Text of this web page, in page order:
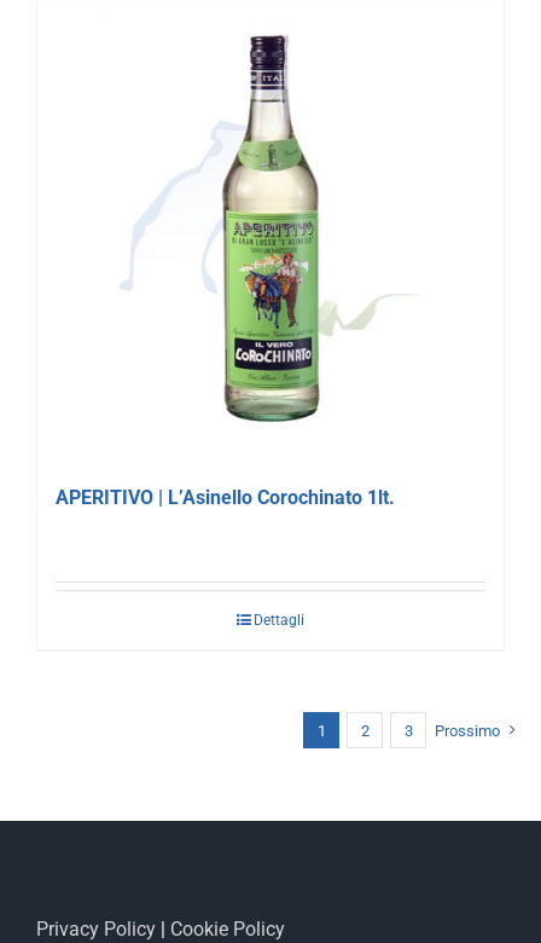
APERITIVO | L’Asinello Corochinato 1lt.
Dettagli
1 2 3 Prossimo
Privacy Policy Cookie Policy